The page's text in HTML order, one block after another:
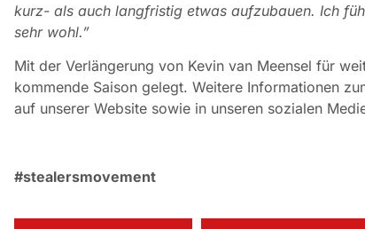
kurz- als auch langfristig etwas aufzubauen. Ich
sehr wohl.”
Mit der Verlängerung von Kevin van Meensel für
kommende Saison gelegt. Weitere Informationen
auf unserer Website sowie in unseren sozialen
#stealersmovement